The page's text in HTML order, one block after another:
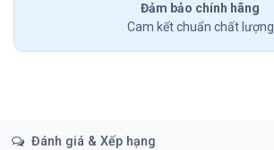
Đảm bảo chính hãng
Cam kết chuẩn chất lượng
Đánh giá & Xếp hạng